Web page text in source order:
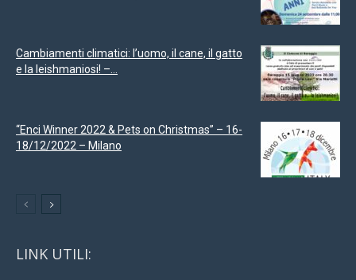
Cambiamenti climatici: l’uomo, il cane, il gatto
e la leishmaniosi! –...
“Enci Winner 2022 & Pets on Christmas” – 16-
18/12/2022 – Milano
LINK UTILI: